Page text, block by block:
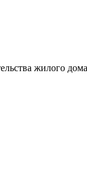
жилого